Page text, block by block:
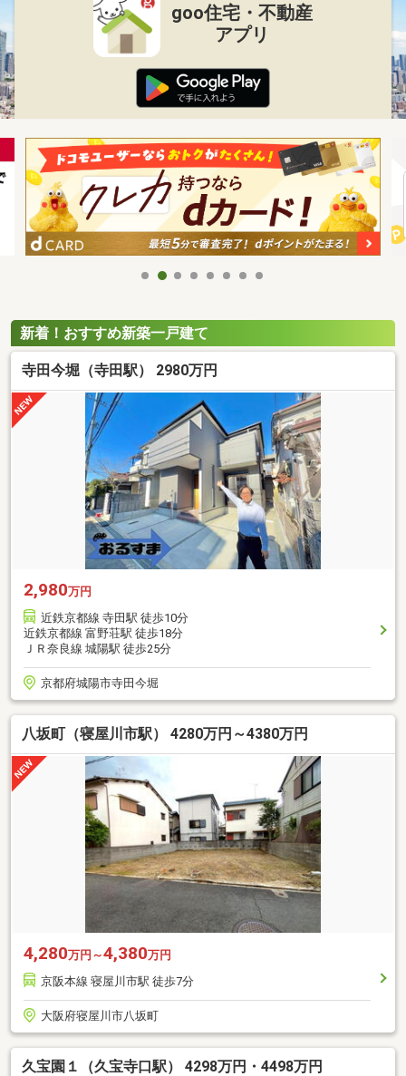
goo住宅・不動産
アプリ
新着！おすすめ新築一戸建て
寺田今堀（寺田駅） 2980万円
2,980万円
近鉄京都線 寺田駅 徒歩10分
近鉄京都線 富野荘駅 徒歩18分
ＪＲ奈良線 城陽駅 徒歩25分
京都府城陽市寺田今堀
八坂町（寝屋川市駅） 4280万円～4380万円
4,280万円～4,380万円
京阪本線 寝屋川市駅 徒歩7分
大阪府寝屋川市八坂町
久宝園１（久宝寺口駅） 4298万円・4498万円